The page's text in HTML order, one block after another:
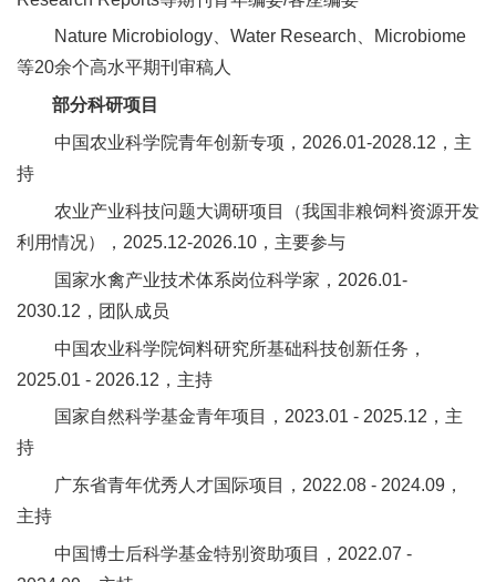
Nature Microbiology、Water Research、Microbiome
等20余个高水平期刊审稿人
部分科研项目
中国农业科学院青年创新专项，2026.01-2028.12，主
持
农业产业科技问题大调研项目（我国非粮饲料资源开发
利用情况），2025.12-2026.10，主要参与
国家水禽产业技术体系岗位科学家，2026.01-
2030.12，团队成员
中国农业科学院饲料研究所基础科技创新任务，
2025.01 - 2026.12，主持
国家自然科学基金青年项目，2023.01 - 2025.12，主
持
广东省青年优秀人才国际项目，2022.08 - 2024.09，
主持
中国博士后科学基金特别资助项目，2022.07 -